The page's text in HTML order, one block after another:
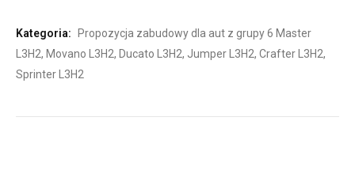
Kategoria:
Propozycja zabudowy dla aut z grupy 6 Master
L3H2, Movano L3H2, Ducato L3H2, Jumper L3H2, Crafter L3H2,
Sprinter L3H2